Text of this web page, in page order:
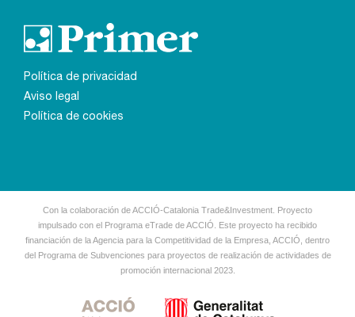
Política de privacidad
Aviso legal
Política de cookies
Con la colaboración de ACCIÓ-Catalonia Trade&Investment. Proyecto
impulsado con el Programa eTrade de ACCIÓ. Este proyecto ha recibido
financiación de la Agencia para la Competitividad de la Empresa, ACCIÓ, dentro
del Programa de Subvenciones para proyectos de realización de actividades de
promoción internacional 2023.